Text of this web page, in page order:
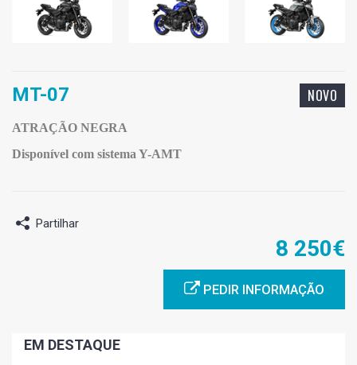
MT-07 NOVO
ATRAÇÃO NEGRA
Disponível com sistema Y-AMT
Partilhar
8 250€
PEDIR INFORMAÇÃO
EM DESTAQUE